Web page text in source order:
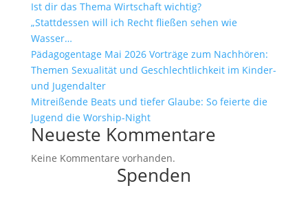
Ist dir das Thema Wirtschaft wichtig?
„Stattdessen will ich Recht fließen sehen wie
Wasser…
Pädagogentage Mai 2026 Vorträge zum Nachhören:
Themen Sexualität und Geschlechtlichkeit im Kinder-
und Jugendalter
Mitreißende Beats und tiefer Glaube: So feierte die
Jugend die Worship-Night
Neueste Kommentare
Keine Kommentare vorhanden.
Spenden